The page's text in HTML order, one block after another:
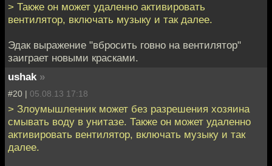
> Также он может удаленно активировать
вентилятор, включать музыку и так далее.
Эдак выражение "вбросить говно на вентилятор"
заиграет новыми красками.
ushak »
#20 | 05.08.13 17:18
> Злоумышленник может без разрешения хозяина
смывать воду в унитазе. Также он может удаленно
активировать вентилятор, включать музыку и так
далее.